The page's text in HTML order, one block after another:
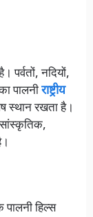
पर्वतों, नदियों,
पालनीराष्ट्रीय
रखता है।
पालनी हिल्स